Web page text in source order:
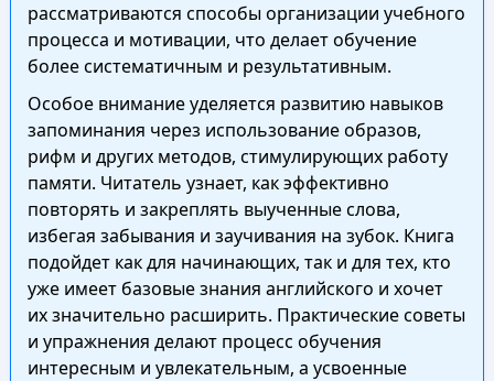
рассматриваются способы организации учебного
процесса и мотивации, что делает обучение
более систематичным и результативным.
Особое внимание уделяется развитию навыков
запоминания через использование образов,
рифм и других методов, стимулирующих работу
памяти. Читатель узнает, как эффективно
повторять и закреплять выученные слова,
избегая забывания и заучивания на зубок. Книга
подойдет как для начинающих, так и для тех, кто
уже имеет базовые знания английского и хочет
их значительно расширить. Практические советы
и упражнения делают процесс обучения
интересным и увлекательным, а усвоенные